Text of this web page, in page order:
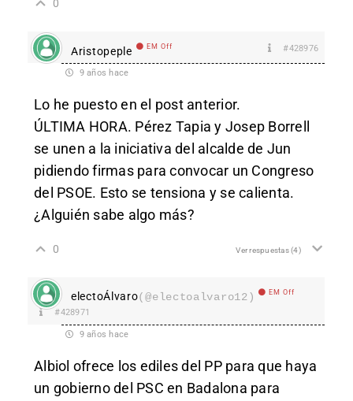
0
Aristopeple EM Off #428976
9 años hace
Lo he puesto en el post anterior.
ÚLTIMA HORA. Pérez Tapia y Josep Borrell
se unen a la iniciativa del alcalde de Jun
pidiendo firmas para convocar un Congreso
del PSOE. Esto se tensiona y se calienta.
¿Alguién sabe algo más?
0 Ver respuestas(4)
electoÁlvaro(@electoalvaro12) EM Off
#428971
9 años hace
Albiol ofrece los ediles del PP para que haya
un gobierno del PSC en Badalona para